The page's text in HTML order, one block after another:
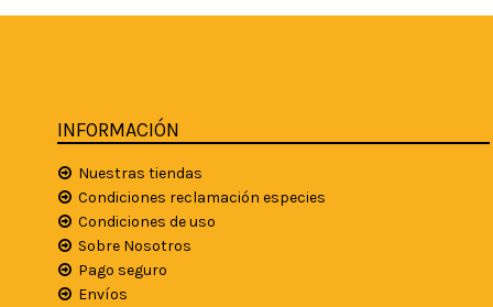
INFORMACIÓN
Nuestras tiendas
Condiciones reclamación especies
Condiciones de uso
Sobre Nosotros
Pago seguro
Envíos